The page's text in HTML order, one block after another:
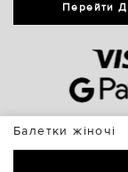
Балетки жіночі
Перейти